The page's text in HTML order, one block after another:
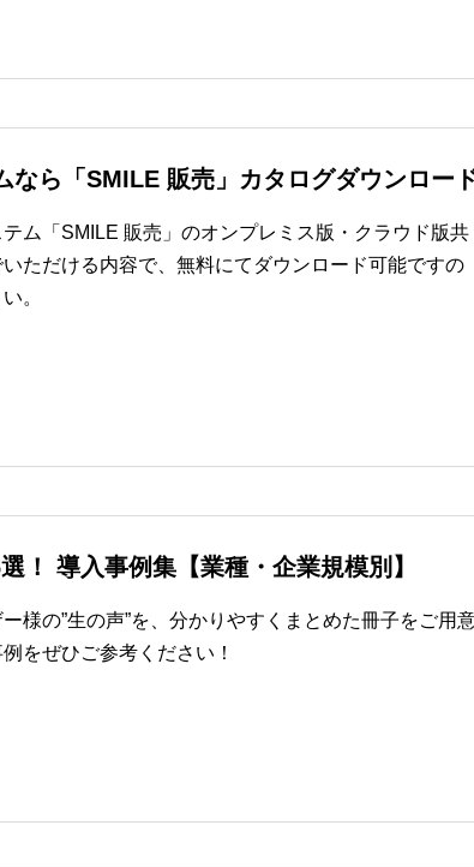
なら「SMILE 販売」カタログダウンロー
ム「SMILE 販売」のオンプレミス版・クラウド版共
ただける内容で、無料にてダウンロード可能ですの
。
！ 導入事例集【業種・企業規模別】
様の”生の声”を、分かりやすくまとめた冊子をご用
をぜひご参考ください！